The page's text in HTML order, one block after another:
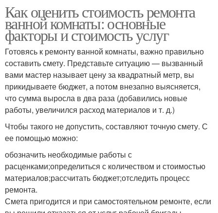
Как оценить стоимость ремонта
ванной комнаты: основные
факторы и стоимость услуг
Готовясь к ремонту ванной комнаты, важно правильно
составить смету. Представьте ситуацию — вызванный
вами мастер называет цену за квадратный метр, вы
прикидываете бюджет, а потом внезапно выясняется,
что сумма выросла в два раза (добавились новые
работы, увеличился расход материалов и т. д.)
Чтобы такого не допустить, составляют точную смету. С
ее помощью можно:
обозначить необходимые работы с
расценками;определиться с количеством и стоимостью
материалов;рассчитать бюджет;отследить процесс
ремонта.
Смета пригодится и при самостоятельном ремонте, если